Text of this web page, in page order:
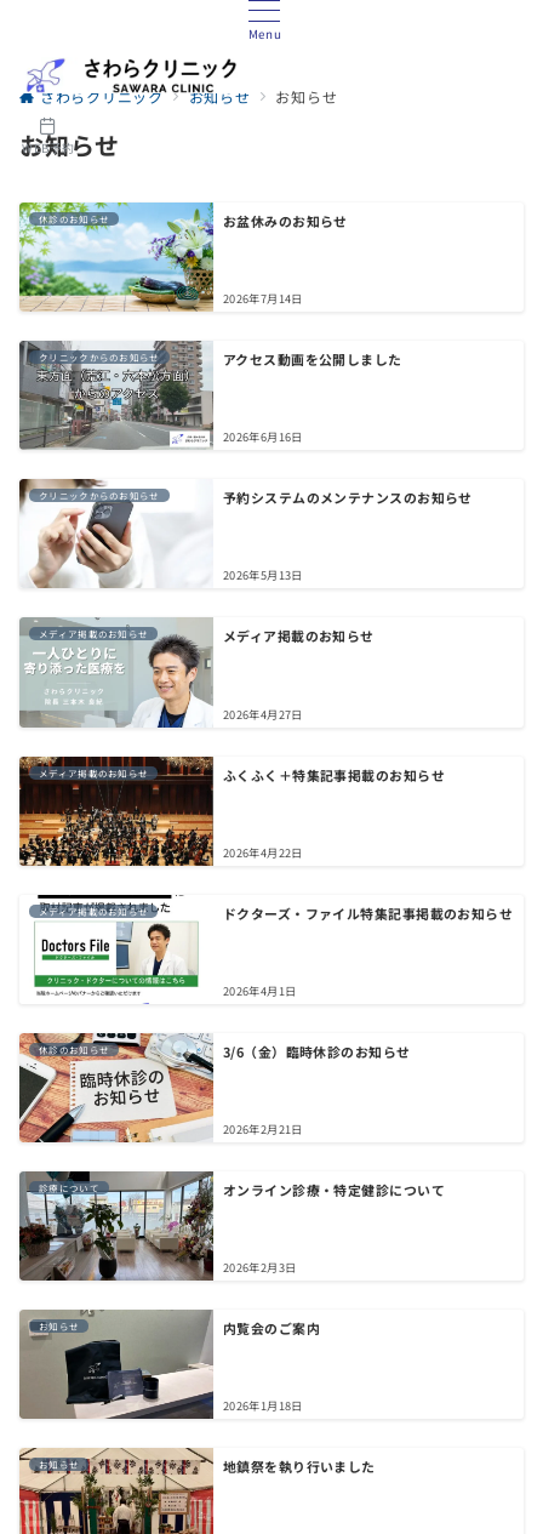
Menu
WEB予約
さわらクリニック お知らせ お知らせ
お知らせ
休診のお知らせ お盆休みのお知らせ
2026年7月14日
クリニックからのお知らせ アクセス動画を公開しました
2026年6月16日
クリニックからのお知らせ 予約システムのメンテナンスのお知らせ
2026年5月13日
メディア掲載のお知らせ メディア掲載のお知らせ
2026年4月27日
メディア掲載のお知らせ ふくふく＋特集記事掲載のお知らせ
2026年4月22日
メディア掲載のお知らせ ドクターズ・ファイル特集記事掲載のお知らせ
2026年4月1日
休診のお知らせ 3/6（金）臨時休診のお知らせ
2026年2月21日
診療について オンライン診療・特定健診について
2026年2月3日
お知らせ 内覧会のご案内
2026年1月18日
お知らせ 地鎮祭を執り行いました